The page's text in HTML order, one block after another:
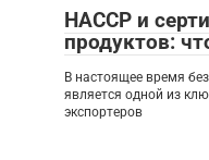
HACCP и
продуктов:
В настоящее время
является одной из
экспортеров